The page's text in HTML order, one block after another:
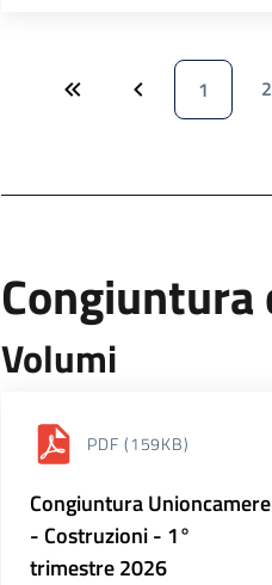
1 2
Volumi
PDF (159KB)
Congiuntura Unioncamere
- Costruzioni - 1°
trimestre 2026